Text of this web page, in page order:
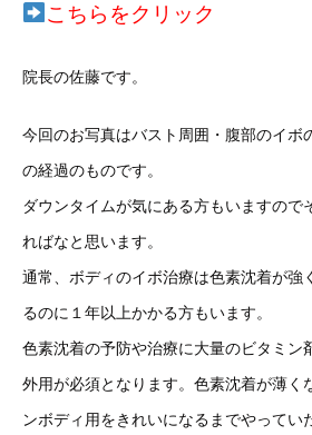
こちらをクリック
院長の佐藤です。
今回のお写真はバスト周囲・腹部のイボ
の経過のものです。
ダウンタイムが気にある方もいますので
ればなと思います。
通常、ボディのイボ治療は色素沈着が強
るのに１年以上かかる方もいます。
色素沈着の予防や治療に大量のビタミン
外用が必須となります。色素沈着が薄く
ンボディ用をきれいになるまでやってい